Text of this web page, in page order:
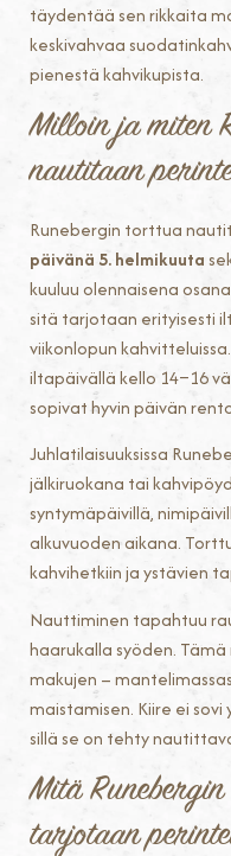
täydentää sen rikkaita
keskivahvaa
pienestä kahvikupista.
Milloin ja miten
nautitaan
Runebergin torttua
päivänä 5. helmikuuta
kuuluu olennaisena
sitä tarjotaan erityisesti
viikonlopun
iltapäivällä kello 14–16
sopivat hyvin päivän
Juhlatilaisuuksissa
jälkiruokana tai
syntymäpäivillä,
alkuvuoden aikana.
kahvihetkiin ja ystävien
Nauttiminen tapahtuu
haarukalla syöden.
makujen –
maistamisen. Kiire ei
sillä se on tehty
Mitä
tarjotaan